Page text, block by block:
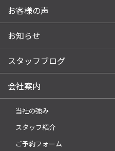
お客様の声
お知らせ
スタッフブログ
会社案内
当社の強み
スタッフ紹介
ご予約フォーム